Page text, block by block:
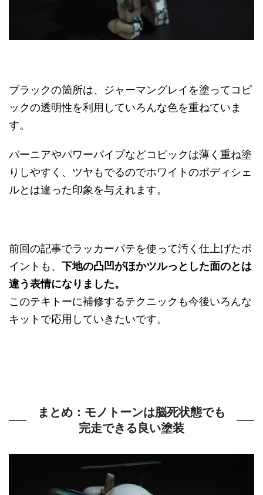
ブラックの箇所は、ジャーマングレイを塗ってコピ
ックの透明性を利用していろんな色を重ねていま
す。
バーニアやパワーパイプなどコピックは薄く重ね塗
りしやすく、ツヤもでるのでホワイトのボディシェ
ルとは違った印象を与えれます。
前回の記事でラッカーパテを使って汚く仕上げたポ
イントも、 下地の凸凹がほかツルっとした面のとは
違う表情になりました。
このテキトーに補修するテクニックも今後いろんな
キットで応用していきたいです。
まとめ：モノトーンは脳死状態でも
完走できる良い塗装